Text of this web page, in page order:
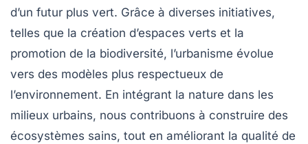
d’un futur plus vert. Grâce à diverses initiatives,
telles que la création d’espaces verts et la
promotion de la biodiversité, l’urbanisme évolue
vers des modèles plus respectueux de
l’environnement. En intégrant la nature dans les
milieux urbains, nous contribuons à construire des
écosystèmes sains, tout en améliorant la qualité de